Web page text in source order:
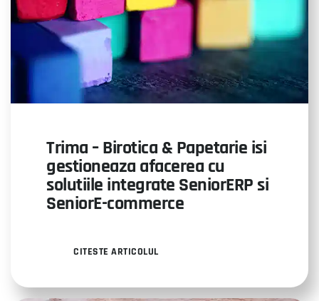
Trima – Birotica & Papetarie isi
gestioneaza afacerea cu
solutiile integrate SeniorERP si
SeniorE-commerce
CITESTE ARTICOLUL